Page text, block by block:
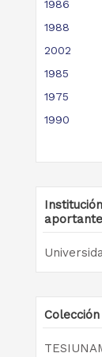
1986
1988
2002
1985
1975
1990
Institución
aportante
Colección